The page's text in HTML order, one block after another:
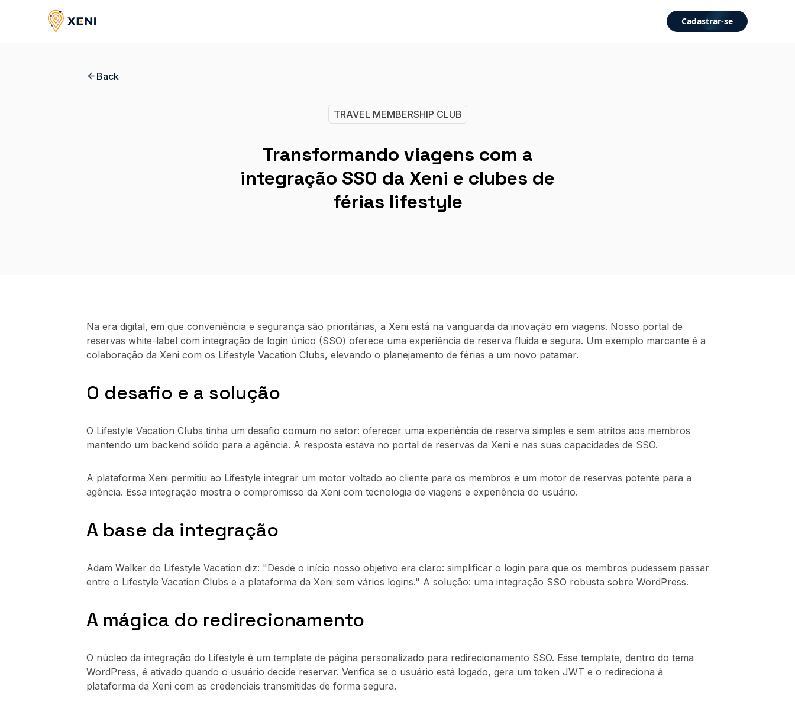
Cadastrar-se
Back
TRAVEL MEMBERSHIP CLUB
Transformando viagens com a
integração SSO da Xeni e clubes de
férias lifestyle
Na era digital, em que conveniência e segurança são prioritárias, a Xeni está na vanguarda da inovação em viagens. Nosso portal de
reservas white-label com integração de login único (SSO) oferece uma experiência de reserva fluida e segura. Um exemplo marcante é a
colaboração da Xeni com os Lifestyle Vacation Clubs, elevando o planejamento de férias a um novo patamar.
O desafio e a solução
O Lifestyle Vacation Clubs tinha um desafio comum no setor: oferecer uma experiência de reserva simples e sem atritos aos membros
mantendo um backend sólido para a agência. A resposta estava no portal de reservas da Xeni e nas suas capacidades de SSO.
A plataforma Xeni permitiu ao Lifestyle integrar um motor voltado ao cliente para os membros e um motor de reservas potente para a
agência. Essa integração mostra o compromisso da Xeni com tecnologia de viagens e experiência do usuário.
A base da integração
Adam Walker do Lifestyle Vacation diz: "Desde o início nosso objetivo era claro: simplificar o login para que os membros pudessem passar
entre o Lifestyle Vacation Clubs e a plataforma da Xeni sem vários logins." A solução: uma integração SSO robusta sobre WordPress.
A mágica do redirecionamento
O núcleo da integração do Lifestyle é um template de página personalizado para redirecionamento SSO. Esse template, dentro do tema
WordPress, é ativado quando o usuário decide reservar. Verifica se o usuário está logado, gera um token JWT e o redireciona à
plataforma da Xeni com as credenciais transmitidas de forma segura.